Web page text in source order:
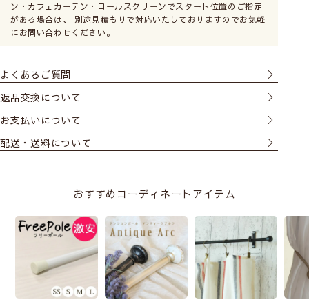
ン・カフェカーテン・ロールスクリーンでスタート位置のご指定
がある場合は、 別途見積もりで対応いたしておりますのでお気軽
にお問い合わせください。
よくあるご質問
返品交換について
お支払いについて
配送・送料について
おすすめコーディネートアイテム